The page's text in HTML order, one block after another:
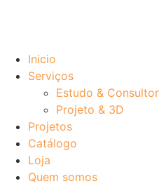
Inicio
Serviços
Estudo &
Projeto & 3D
Projetos
Catálogo
Loja
Quem somos